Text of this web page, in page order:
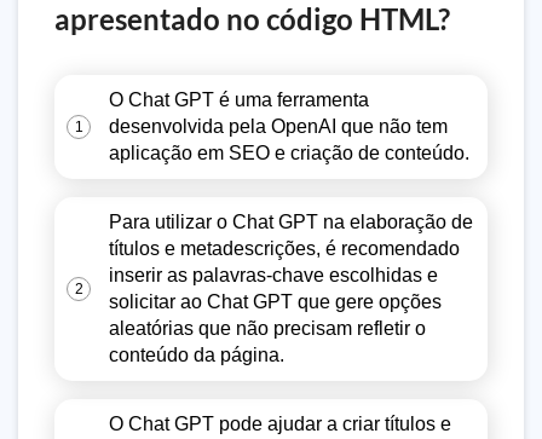
apresentado no código HTML?
1
O Chat GPT é uma ferramenta
desenvolvida pela OpenAI que não tem
aplicação em SEO e criação de conteúdo.
2
Para utilizar o Chat GPT na elaboração de
títulos e metadescrições, é recomendado
inserir as palavras-chave escolhidas e
solicitar ao Chat GPT que gere opções
aleatórias que não precisam refletir o
conteúdo da página.
O Chat GPT pode ajudar a criar títulos e